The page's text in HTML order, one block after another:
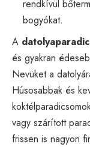
rendkívül
bogyókat.
A
és gyakran
Nevüket a
Húsosabbak és
vagy szárított
frissen is nagyon